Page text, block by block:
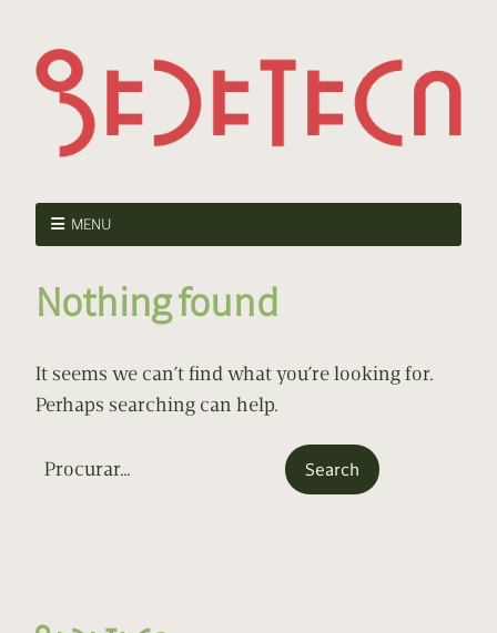
MENU
Nothing found
It seems we can’t find what you’re looking for.
Perhaps searching can help.